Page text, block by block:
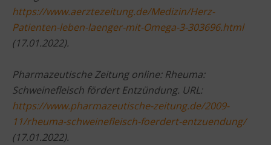
https://www.aerztezeitung.de/Medizin/Herz-
Patienten-leben-laenger-mit-Omega-3-303696.html
(17.01.2022).
Pharmazeutische Zeitung online: Rheuma:
Schweinefleisch fördert Entzündung. URL:
https://www.pharmazeutische-zeitung.de/2009-
11/rheuma-schweinefleisch-foerdert-entzuendung/
(17.01.2022).